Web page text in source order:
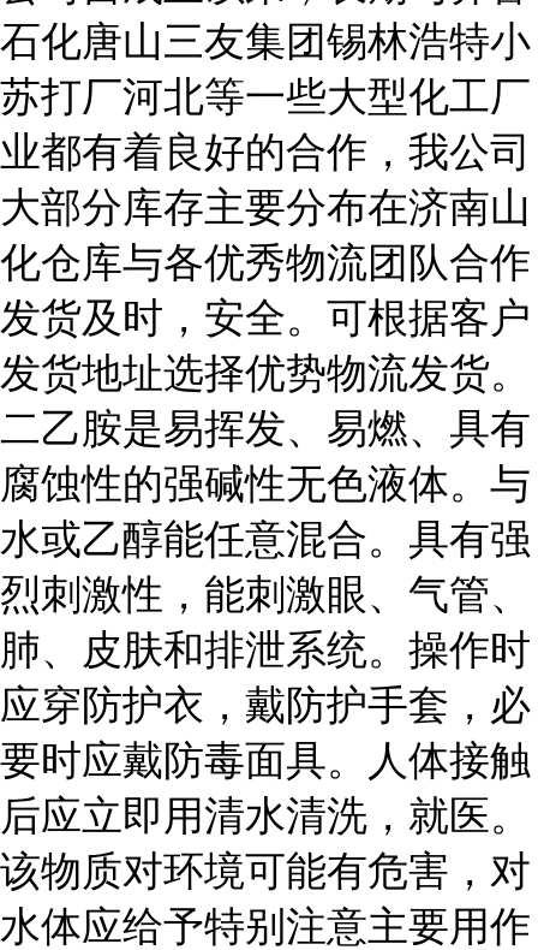
石化唐山三友集团锡林浩特小
苏打厂河北等一些大型化工厂
业都有着良好的合作，我公司
大部分库存主要分布在济南山
化仓库与各优秀物流团队合作
发货及时，安全。可根据客户
发货地址选择优势物流发货。
二乙胺是易挥发、易燃、具有
腐蚀性的强碱性无色液体。与
水或乙醇能任意混合。具有强
烈刺激性，能刺激眼、气管、
肺、皮肤和排泄系统。操作时
应穿防护衣，戴防护手套，必
要时应戴防毒面具。人体接触
后应立即用清水清洗，就医。
该物质对环境可能有危害，对
水体应给予特别注意主要用作